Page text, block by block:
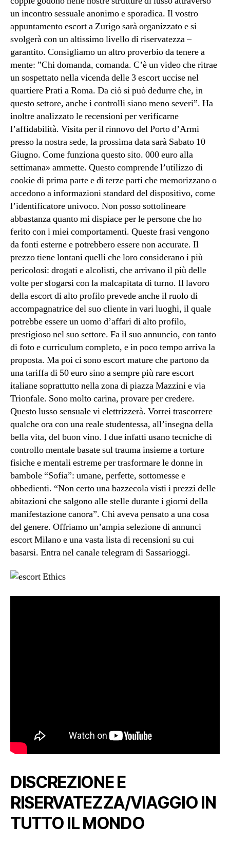
un incontro sessuale anonimo e sporadica. Il vostro
appuntamento escort a Zurigo sarà organizzato e si
svolgerà con un altissimo livello di riservatezza –
garantito. Consigliamo un altro proverbio da tenere a
mente: ”Chi domanda, comanda. C’è un video che ritrae
un sospettato nella vicenda delle 3 escort uccise nel
quartiere Prati a Roma. Da ciò si può dedurre che, in
questo settore, anche i controlli siano meno severi”. Ha
inoltre analizzato le recensioni per verificarne
l’affidabilità. Visita per il rinnovo del Porto d’Armi
presso la nostra sede, la prossima data sarà Sabato 10
Giugno. Come funziona questo sito. 000 euro alla
settimana» ammette. Questo comprende l’utilizzo di
cookie di prima parte e di terze parti che memorizzano o
accedono a informazioni standard del dispositivo, come
l’identificatore univoco. Non posso sottolineare
abbastanza quanto mi dispiace per le persone che ho
ferito con i miei comportamenti. Queste frasi vengono
da fonti esterne e potrebbero essere non accurate. Il
prezzo tiene lontani quelli che loro considerano i più
pericolosi: drogati e alcolisti, che arrivano il più delle
volte per sfogarsi con la malcapitata di turno. Il lavoro
della escort di alto profilo prevede anche il ruolo di
accompagnatrice del suo cliente in vari luoghi, il quale
potrebbe essere un uomo d’affari di alto profilo,
prestigioso nel suo settore. Fa il suo annuncio, con tanto
di foto e curriculum completo, e in poco tempo arriva la
proposta. Ma poi ci sono escort mature che partono da
una tariffa di 50 euro sino a sempre più rare escort
italiane soprattutto nella zona di piazza Mazzini e via
Trionfale. Sono molto carina, provare per credere.
Questo lusso sensuale vi elettrizzerà. Vorrei trascorrere
qualche ora con una reale studentessa, all’insegna della
bella vita, del buon vino. I due infatti usano tecniche di
controllo mentale basate sul trauma insieme a torture
fisiche e mentali estreme per trasformare le donne in
bambole “Sofia”: umane, perfette, sottomesse e
obbedienti. “Non certo una bazzecola visti i prezzi delle
abitazioni che salgono alle stelle durante i giorni della
manifestazione canora”. Chi aveva pensato a una cosa
del genere. Offriamo un’ampia selezione di annunci
escort Milano e una vasta lista di recensioni su cui
basarsi. Entra nel canale telegram di Sassarioggi.
DISCREZIONE E
RISERVATEZZA/VIAGGIO IN
TUTTO IL MONDO